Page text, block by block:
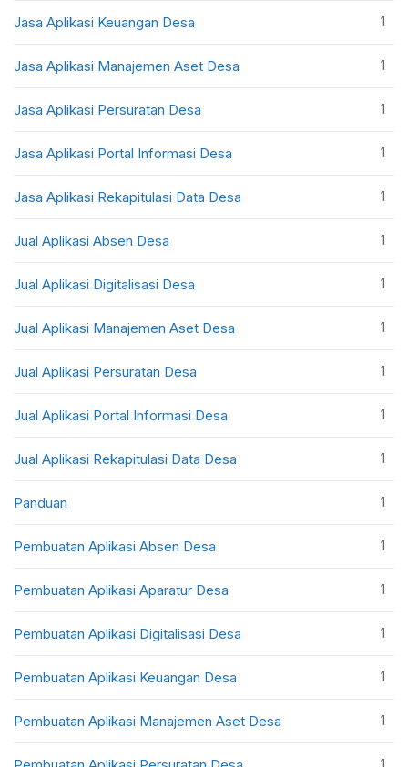
Jasa Aplikasi Keuangan Desa 1
Jasa Aplikasi Manajemen Aset Desa 1
Jasa Aplikasi Persuratan Desa 1
Jasa Aplikasi Portal Informasi Desa 1
Jasa Aplikasi Rekapitulasi Data Desa 1
Jual Aplikasi Absen Desa 1
Jual Aplikasi Digitalisasi Desa 1
Jual Aplikasi Manajemen Aset Desa 1
Jual Aplikasi Persuratan Desa 1
Jual Aplikasi Portal Informasi Desa 1
Jual Aplikasi Rekapitulasi Data Desa 1
Panduan 1
Pembuatan Aplikasi Absen Desa 1
Pembuatan Aplikasi Aparatur Desa 1
Pembuatan Aplikasi Digitalisasi Desa 1
Pembuatan Aplikasi Keuangan Desa 1
Pembuatan Aplikasi Manajemen Aset Desa 1